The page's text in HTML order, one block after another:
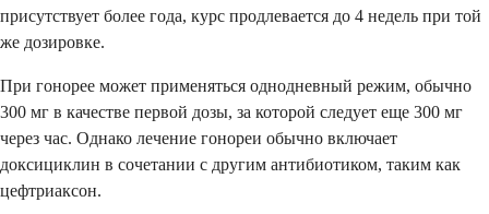
присутствует более года, курс продлевается до 4 недель при той
же дозировке.
При гонорее может применяться однодневный режим, обычно
300 мг в качестве первой дозы, за которой следует еще 300 мг
через час. Однако лечение гонореи обычно включает
доксициклин в сочетании с другим антибиотиком, таким как
цефтриаксон.